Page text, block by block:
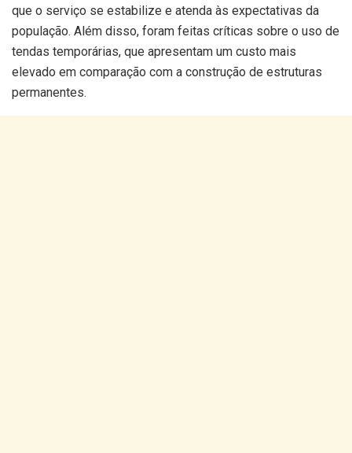
que o serviço se estabilize e atenda às expectativas da
população. Além disso, foram feitas críticas sobre o uso de
tendas temporárias, que apresentam um custo mais
elevado em comparação com a construção de estruturas
permanentes.